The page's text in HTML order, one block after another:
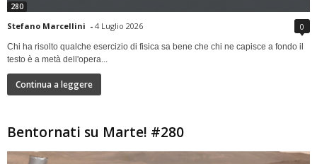
280
Stefano Marcellini - 4 Luglio 2026 0
Chi ha risolto qualche esercizio di fisica sa bene che chi ne capisce a fondo il
testo è a metà dell'opera...
Continua a leggere
Bentornati su Marte! #280